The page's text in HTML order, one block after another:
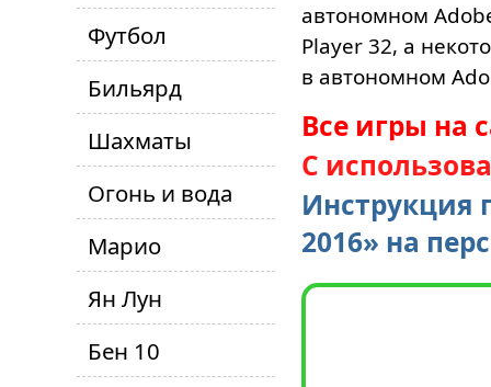
Футбол
Бильярд
Шахматы
Огонь и вода
Марио
Ян Лун
Бен 10
автономном
Player 32, а
в автономном
Все игры на
С
Инструкция
2016» на